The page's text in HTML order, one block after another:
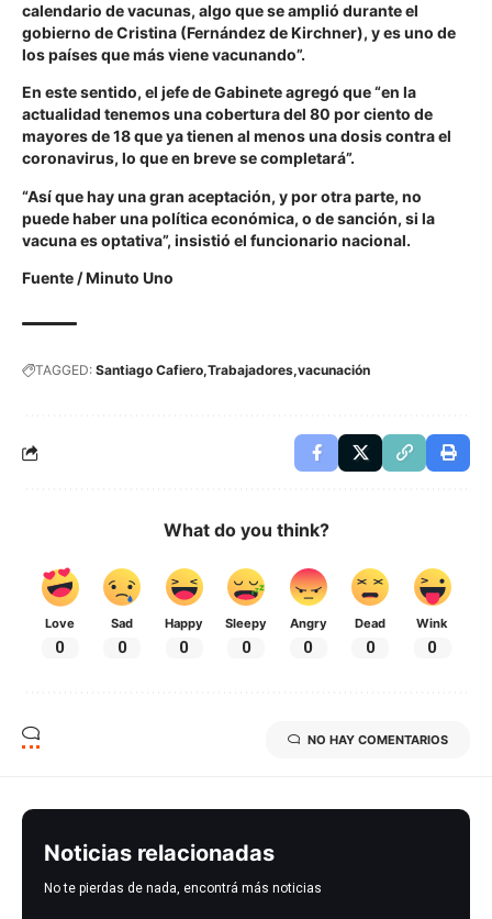
calendario de vacunas, algo que se amplió durante el
gobierno de Cristina (Fernández de Kirchner), y es uno de
los países que más viene vacunando”.
En este sentido, el jefe de Gabinete agregó que “en la
actualidad tenemos una cobertura del 80 por ciento de
mayores de 18 que ya tienen al menos una dosis contra el
coronavirus, lo que en breve se completará”.
“Así que hay una gran aceptación, y por otra parte, no
puede haber una política económica, o de sanción, si la
vacuna es optativa”, insistió el funcionario nacional.
Fuente / Minuto Uno
TAGGED: Santiago Cafiero Trabajadores vacunación
What do you think?
Love
0
Sad
0
Happy
0
Sleepy
0
Angry
0
Dead
0
Wink
0
NO HAY COMENTARIOS
Noticias relacionadas
No te pierdas de nada, encontrá más noticias